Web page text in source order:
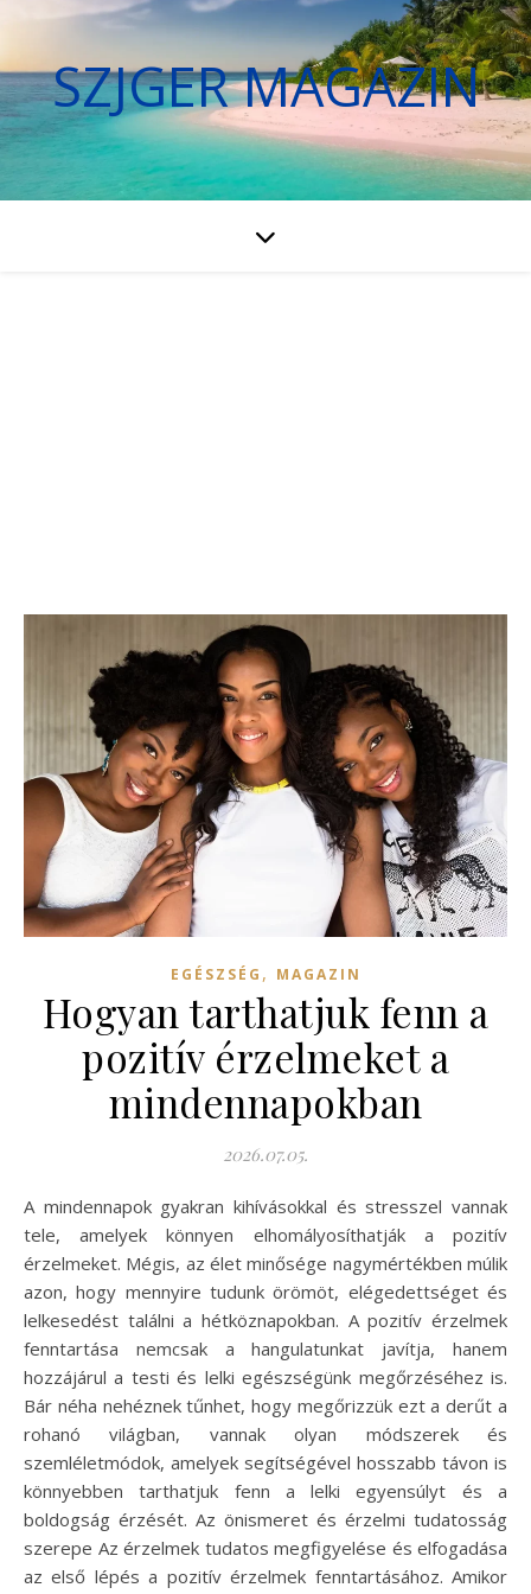
SZJGER MAGAZIN
EGÉSZSÉG , MAGAZIN
Hogyan tarthatjuk fenn a
pozitív érzelmeket a
mindennapokban
2026.07.05.
A mindennapok gyakran kihívásokkal és stresszel vannak
tele, amelyek könnyen elhomályosíthatják a pozitív
érzelmeket. Mégis, az élet minősége nagymértékben múlik
azon, hogy mennyire tudunk örömöt, elégedettséget és
lelkesedést találni a hétköznapokban. A pozitív érzelmek
fenntartása nemcsak a hangulatunkat javítja, hanem
hozzájárul a testi és lelki egészségünk megőrzéséhez is.
Bár néha nehéznek tűnhet, hogy megőrizzük ezt a derűt a
rohanó világban, vannak olyan módszerek és
szemléletmódok, amelyek segítségével hosszabb távon is
könnyebben tarthatjuk fenn a lelki egyensúlyt és a
boldogság érzését. Az önismeret és érzelmi tudatosság
szerepe Az érzelmek tudatos megfigyelése és elfogadása
az első lépés a pozitív érzelmek fenntartásához. Amikor